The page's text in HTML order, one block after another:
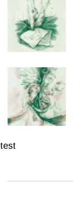
test